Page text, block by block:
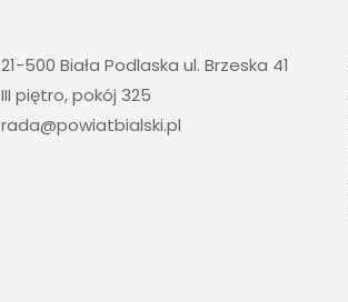
21-500 Biała Podlaska ul. Brzeska 41
III piętro, pokój 325
rada@powiatbialski.pl